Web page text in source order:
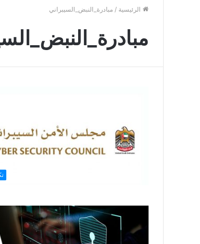
الرئيسية / مبادرة_النبض_السيبراني